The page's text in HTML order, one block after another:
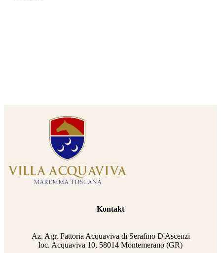
Kontakt
Az. Agr. Fattoria Acquaviva di Serafino D'Ascenzi
loc. Acquaviva 10, 58014 Montemerano (GR)